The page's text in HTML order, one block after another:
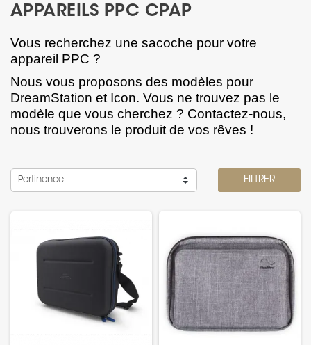
APPAREILS PPC CPAP
Vous recherchez une sacoche pour votre
appareil PPC ?
Nous vous proposons des modèles pour
DreamStation et Icon. Vous ne trouvez pas le
modèle que vous cherchez ? Contactez-nous,
nous trouverons le produit de vos rêves !
Pertinence FILTRER